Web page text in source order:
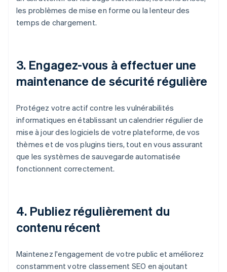
les problèmes de mise en forme ou la lenteur des
temps de chargement.
3. Engagez-vous à effectuer une
maintenance de sécurité régulière
Protégez votre actif contre les vulnérabilités
informatiques en établissant un calendrier régulier de
mise à jour des logiciels de votre plateforme, de vos
thèmes et de vos plugins tiers, tout en vous assurant
que les systèmes de sauvegarde automatisée
fonctionnent correctement.
4. Publiez régulièrement du
contenu récent
Maintenez l'engagement de votre public et améliorez
constamment votre classement SEO en ajoutant